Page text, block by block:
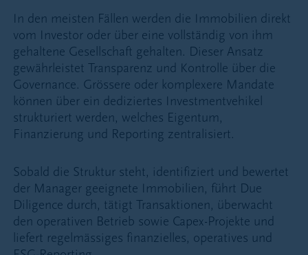
In den meisten Fällen werden die Immobilien direkt
vom Investor oder über eine vollständig von ihm
gehaltene Gesellschaft gehalten. Dieser Ansatz
gewährleistet Transparenz und Kontrolle über die
Governance. Grössere oder komplexere Mandate
können über ein dediziertes Investmentvehikel
strukturiert werden, welches Eigentum,
Finanzierung und Reporting zentralisiert.
Sobald die Struktur steht, identifiziert und bewertet
der Manager geeignete Immobilien, führt Due
Diligence durch, tätigt Transaktionen, überwacht
den operativen Betrieb sowie Capex-Projekte und
liefert regelmässiges finanzielles, operatives und